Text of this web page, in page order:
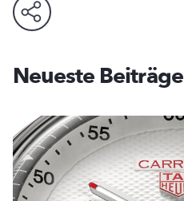
Neueste Beiträge